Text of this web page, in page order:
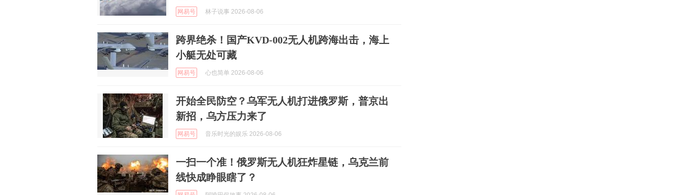
网易号 林子说事 2026-08-06
跨界绝杀！国产KVD-002无人机跨海出击，海上
小艇无处可藏
网易号 心也简单 2026-08-06
开始全民防空？乌军无人机打进俄罗斯，普京出
新招，乌方压力来了
网易号 音乐时光的娱乐 2026-08-06
一扫一个准！俄罗斯无人机狂炸星链，乌克兰前
线快成睁眼瞎了？